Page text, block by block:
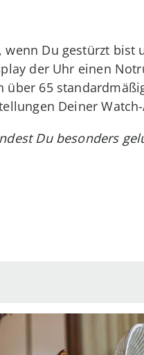
, wenn Du gestürzt bist
der Uhr einen
über 65
Deiner
Du besonders